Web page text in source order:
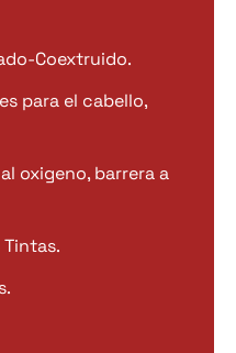
Coextruido.
para el cabello,
oxigeno, barrera a